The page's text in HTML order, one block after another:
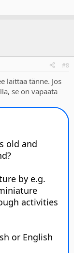
#8
laittaa tänne. Jos
se on vapaata